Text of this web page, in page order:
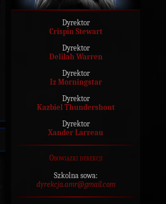
Dyrektor
Crispin Stewart
Dyrektor
Delilah Warren
Dyrektor
Iz Morningstar
Dyrektor
Kazbiel Thundershout
Dyrektor
Xander Larreau
Obowiązki dyrekcji
Szkolna sowa:
dyrekcja.amr@gmail.com